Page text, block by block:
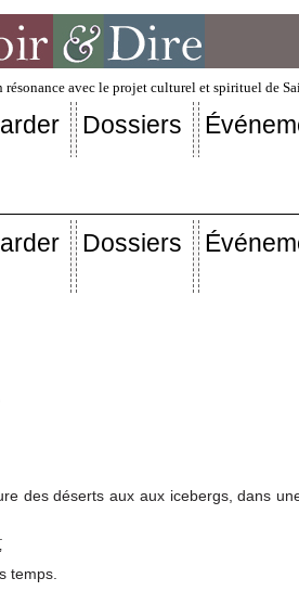
résonance avec le projet culturel et spirituel de
Dossiers
Dossiers
des déserts aux aux icebergs, dans
temps.